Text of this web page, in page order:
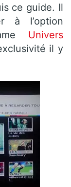
ce guide. Il
à l’option
Univers
il y